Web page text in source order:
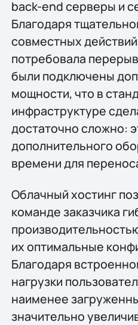
back-end серверы и
Благодаря
совместных
потребовала
были подключены
мощности, что в
инфраструктуре
достаточно сложно:
дополнительного
времени для
Облачный хостинг
команде заказчика
их оптимальные
Благодаря
нагрузки
наименее
значительно